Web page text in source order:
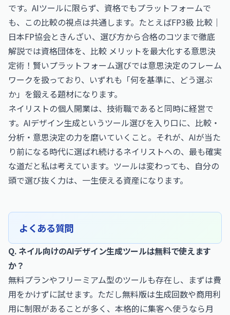
です。AIツールに限らず、資格でもプラットフォームで
も、この比較の視点は共通します。たとえばFP3級 比較｜
日本FP協会ときんざい、選び方から合格のコツまで徹底
解説では資格団体を、 比較 メリットを最大化する意思決
定術！賢いプラットフォーム選びでは意思決定のフレーム
ワークを扱っており、いずれも「何を基準に、どう選ぶ
か」を鍛える題材になります。
ネイリストの個人開業は、技術職であると同時に経営で
す。AIデザイン生成というツール選びを入り口に、比較・
分析・意思決定の力を磨いていくこと。それが、AIが当た
り前になる時代に選ばれ続けるネイリストへの、最も確実
な道だと私は考えています。ツールは変わっても、自分の
頭で選び抜く力は、一生使える資産になります。
よくある質問
Q. ネイル向けのAIデザイン生成ツールは無料で使えます
か？
無料プランやフリーミアム型のツールも存在し、まずは費
用をかけずに試せます。ただし無料版は生成回数や商用利
用に制限があることが多く、本格的に集客へ使うなら月